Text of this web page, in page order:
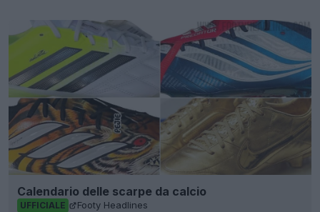
Calendario delle scarpe da calcio
UFFICIALE Footy Headlines